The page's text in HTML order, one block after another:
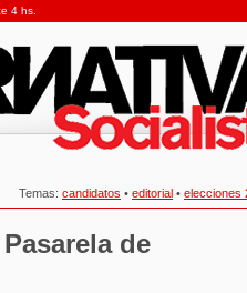
4 hs.
Temas: candidatos • editorial • elecciones
de